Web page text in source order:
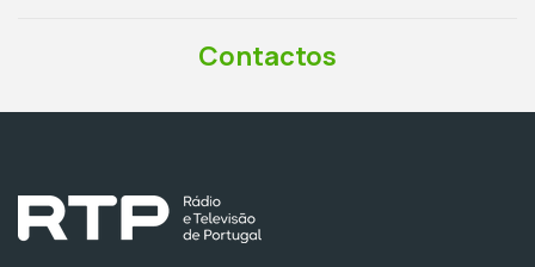
Contactos